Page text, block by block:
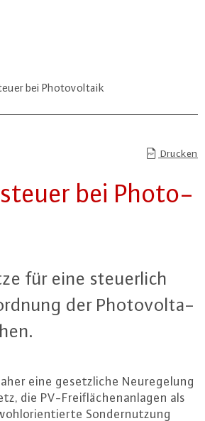
bei Photovoltaik
Drucken
bei Pho­to­
für eine steu­er­lich
der Pho­to­vol­ta­
eine ge­setz­li­che Neu­re­ge­lung
die PV-Frei­flä­chen­an­la­gen als
Son­der­nut­zung